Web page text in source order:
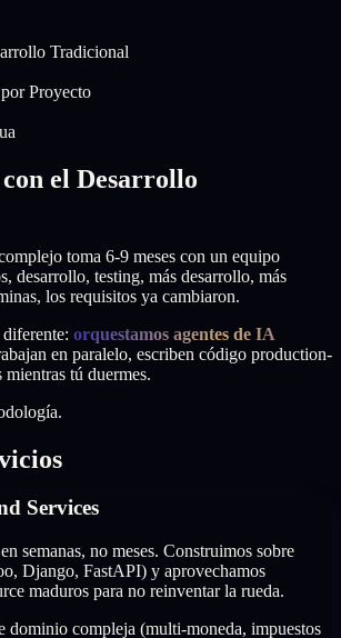
Tradicional
Proyecto
el Desarrollo
toma 6-9 meses con un equipo
desarrollo, testing, más desarrollo, más
los requisitos ya cambiaron.
orquestamos agentes de IA
en paralelo, escriben código production-
mientras tú duermes.
Services
semanas, no meses. Construimos sobre
Django, FastAPI) y aprovechamos
maduros para no reinventar la rueda.
dominio compleja (multi-moneda, impuestos